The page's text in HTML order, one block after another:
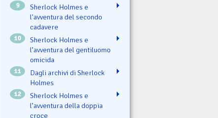
9
Sherlock Holmes e
l'avventura del secondo
cadavere
10
Sherlock Holmes e
l’avventura del gentiluomo
omicida
11
Dagli archivi di Sherlock
Holmes
12
Sherlock Holmes e
l’avventura della doppia
croce